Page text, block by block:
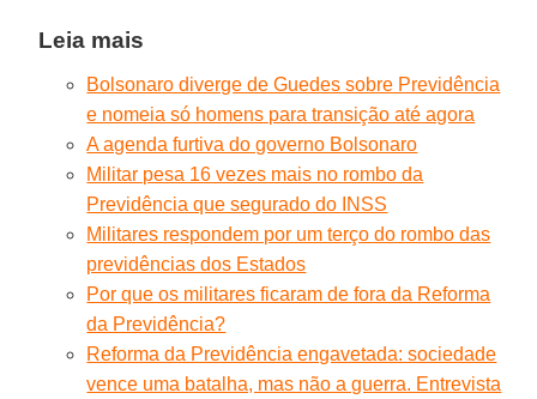
Leia mais
Bolsonaro diverge de Guedes sobre Previdência
e nomeia só homens para transição até agora
A agenda furtiva do governo Bolsonaro
Militar pesa 16 vezes mais no rombo da
Previdência que segurado do INSS
Militares respondem por um terço do rombo das
previdências dos Estados
Por que os militares ficaram de fora da Reforma
da Previdência?
Reforma da Previdência engavetada: sociedade
vence uma batalha, mas não a guerra. Entrevista